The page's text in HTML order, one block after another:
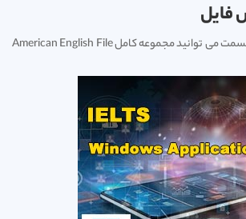
فایل
با کلیک بر روی این قسمت می توانید مجموعه کامل American English File